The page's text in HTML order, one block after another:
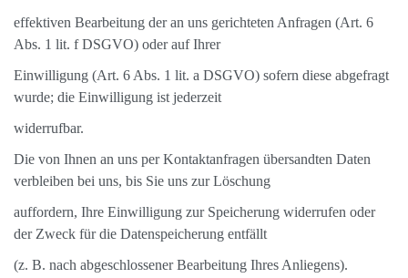
effektiven Bearbeitung der an uns gerichteten Anfragen (Art. 6
Abs. 1 lit. f DSGVO) oder auf Ihrer
Einwilligung (Art. 6 Abs. 1 lit. a DSGVO) sofern diese abgefragt
wurde; die Einwilligung ist jederzeit
widerrufbar.
Die von Ihnen an uns per Kontaktanfragen übersandten Daten
verbleiben bei uns, bis Sie uns zur Löschung
auffordern, Ihre Einwilligung zur Speicherung widerrufen oder
der Zweck für die Datenspeicherung entfällt
(z. B. nach abgeschlossener Bearbeitung Ihres Anliegens).